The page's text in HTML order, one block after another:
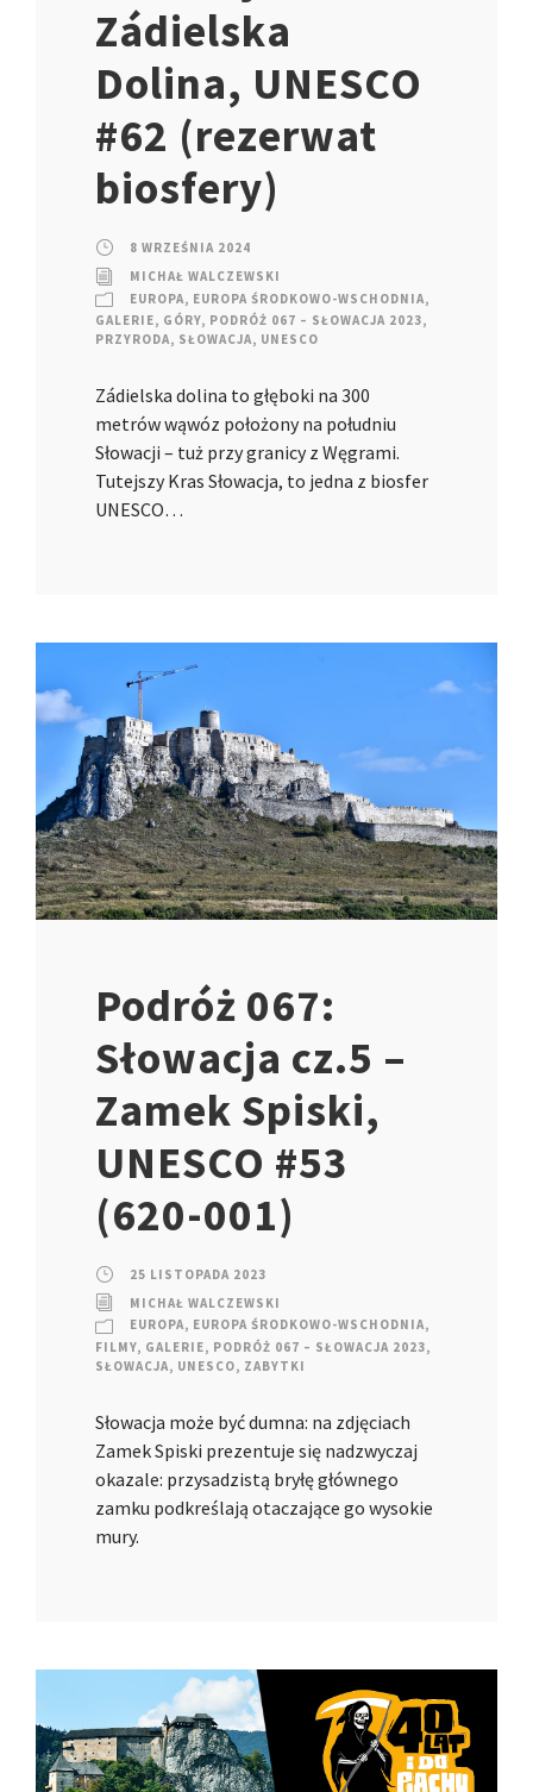
Zádielska
Dolina, UNESCO
#62 (rezerwat
biosfery)
8 WRZEŚNIA 2024
MICHAŁ WALCZEWSKI
EUROPA, EUROPA ŚRODKOWO-WSCHODNIA,
GALERIE, GÓRY, PODRÓŻ 067 – SŁOWACJA 2023,
PRZYRODA, SŁOWACJA, UNESCO
Zádielska dolina to głęboki na 300
metrów wąwóz położony na południu
Słowacji – tuż przy granicy z Węgrami.
Tutejszy Kras Słowacja, to jedna z biosfer
UNESCO…
Podróż 067:
Słowacja cz.5 –
Zamek Spiski,
UNESCO #53
(620-001)
25 LISTOPADA 2023
MICHAŁ WALCZEWSKI
EUROPA, EUROPA ŚRODKOWO-WSCHODNIA,
FILMY, GALERIE, PODRÓŻ 067 – SŁOWACJA 2023,
SŁOWACJA, UNESCO, ZABYTKI
Słowacja może być dumna: na zdjęciach
Zamek Spiski prezentuje się nadzwyczaj
okazale: przysadzistą bryłę głównego
zamku podkreślają otaczające go wysokie
mury.